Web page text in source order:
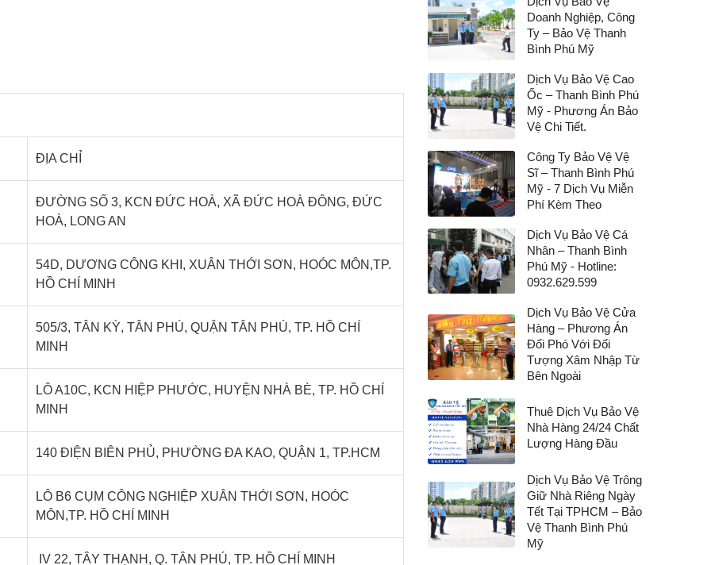
ĐỊA CHỈ
ĐƯỜNG SỐ 3, KCN ĐỨC HOÀ, XÃ ĐỨC HOÀ ĐÔNG, ĐỨC
HOÀ, LONG AN
54D, DƯƠNG CÔNG KHI, XUÂN THỚI SƠN, HOÓC MÔN,TP.
HỒ CHÍ MINH
505/3, TÂN KỲ, TÂN PHÚ, QUẬN TÂN PHÚ, TP. HỒ CHÍ
MINH
LÔ A10C, KCN HIỆP PHƯỚC, HUYỆN NHÀ BÈ, TP. HỒ CHÍ
MINH
140 ĐIỆN BIÊN PHỦ, PHƯỜNG ĐA KAO, QUẬN 1, TP.HCM
LÔ B6 CỤM CÔNG NGHIỆP XUÂN THỚI SƠN, HOÓC
MÔN,TP. HỒ CHÍ MINH
IV 22, TÂY THẠNH, Q. TÂN PHÚ, TP. HỒ CHÍ MINH
Doanh Nghiệp, Công
Ty – Bảo Vệ Thanh
Bình Phú Mỹ
Dịch Vụ Bảo Vệ Cao
Ốc – Thanh Bình Phú
Mỹ - Phương Án Bảo
Vệ Chi Tiết.
Công Ty Bảo Vệ Vệ
Sĩ – Thanh Bình Phú
Mỹ - 7 Dịch Vụ Miễn
Phí Kèm Theo
Dịch Vụ Bảo Vệ Cá
Nhân – Thanh Bình
Phú Mỹ - Hotline:
0932.629.599
Dịch Vụ Bảo Vệ Cửa
Hàng – Phương Án
Đối Phó Với Đối
Tượng Xâm Nhập Từ
Bên Ngoài
Thuê Dịch Vụ Bảo Vệ
Nhà Hàng 24/24 Chất
Lượng Hàng Đầu
Dịch Vụ Bảo Vệ Trông
Giữ Nhà Riêng Ngày
Tết Tại TPHCM – Bảo
Vệ Thanh Bình Phú
Mỹ